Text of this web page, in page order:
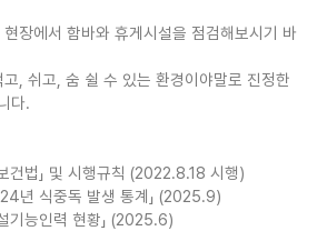
장에서 함바와 휴게시설을 점검해보시기 바
, 쉬고, 숨 쉴 수 있는 환경이야말로 진정한
다.
건법」 및 시행규칙 (2022.8.18 시행)
년 식중독 발생 통계」 (2025.9)
기능인력 현황」 (2025.6)